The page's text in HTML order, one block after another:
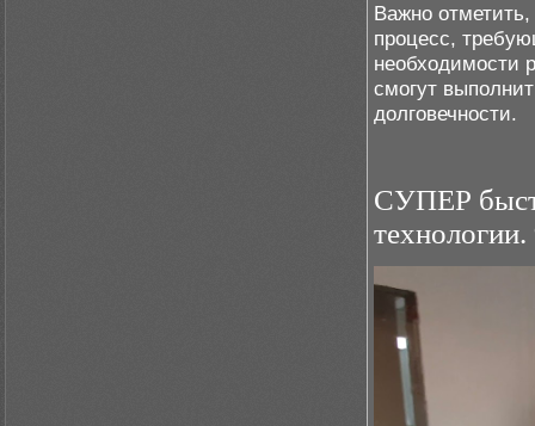
Важно
процесс,
необходимости
смогут
долговечности.
СУПЕР